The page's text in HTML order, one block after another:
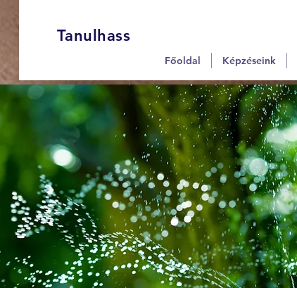
Tanulhass
Főoldal Képzéseink